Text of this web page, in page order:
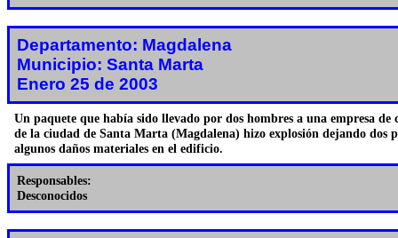
Departamento: Magdalena
Municipio: Santa Marta
Enero 25 de 2003
Un paquete que había sido llevado por dos hombres a una empresa de
de la ciudad de Santa Marta (Magdalena) hizo explosión dejando dos
algunos daños materiales en el edificio.
Responsables:
Desconocidos